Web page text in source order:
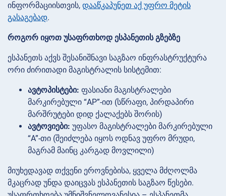
ინფორმაციისთვის, დააწკაპუნეთ აქ უფრო მეტის
გასაგებად.
როგორ იყოთ უსაფრთხოდ ესპანეთის გზებზე
ესპანეთს აქვს შესანიშნავი საგზაო ინფრასტრუქტურა
ორი ძირითადი მაგისტრალის სისტემით:
ავტოპისტები: ფასიანი მაგისტრალები
მარკირებული “AP”-ით (სწრაფი, პირდაპირი
მარშრუტები დიდ ქალაქებს შორის)
ავტოვიები: უფასო მაგისტრალები მარკირებული
“A”-თი (შეიძლება იყოს ოდნავ უფრო მრუდი,
მაგრამ მაინც კარგად მოვლილი)
მიუხედავად თქვენი ეროვნებისა, ყველა მძღოლმა
მკაცრად უნდა დაიცვას ესპანეთის საგზაო წესები.